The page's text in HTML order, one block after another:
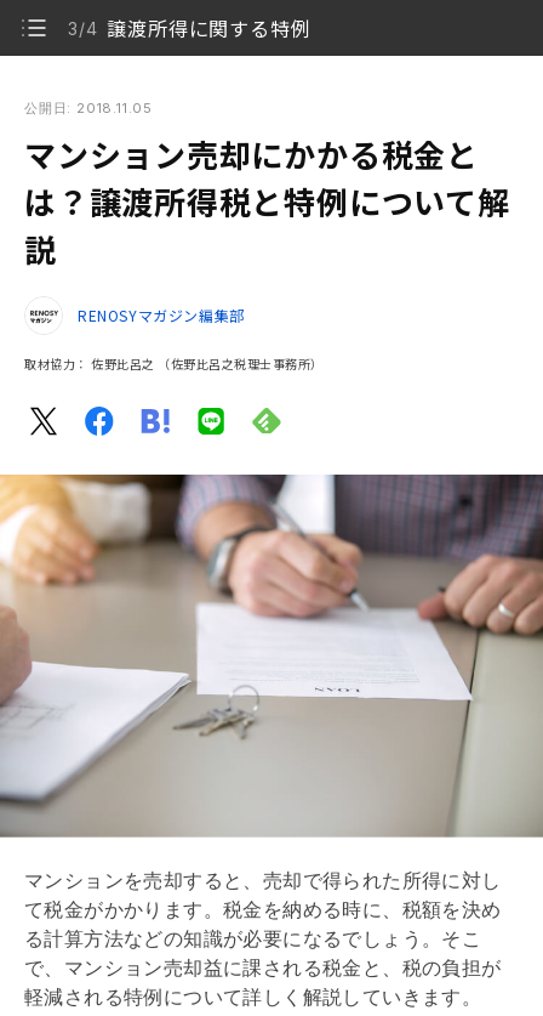
3/4 譲渡所得に関する特例
解説
1/4 マンションの売却益とは
2/4 譲渡所得にかかる税金の支払い
4/4 まとめ
公開日: 2018.11.05
マンション売却にかかる税金と
は？譲渡所得税と特例について解
説
RENOSYマガジン編集部
取材協力： 佐野比呂之 （佐野比呂之税理士事務所）
マンションを売却すると、売却で得られた所得に対し
て税金がかかります。税金を納める時に、税額を決め
る計算方法などの知識が必要になるでしょう。そこ
で、マンション売却益に課される税金と、税の負担が
軽減される特例について詳しく解説していきます。